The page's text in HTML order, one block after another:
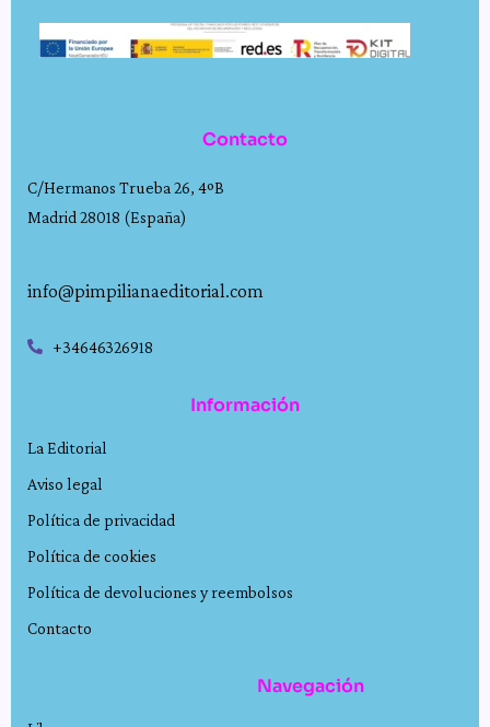
Contacto
C/Hermanos Trueba 26, 4ºB
Madrid 28018 (España)
info@pimpilianaeditorial.com
+34646326918
Información
La Editorial
Aviso legal
Política de privacidad
Política de cookies
Política de devoluciones y reembolsos
Contacto
Navegación